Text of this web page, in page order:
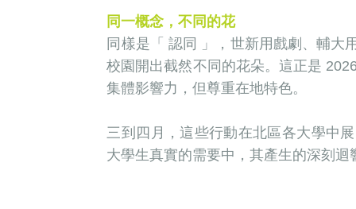
同一概念，不同的花
同樣是「 認同 」，世新用戲劇、輔大
校園開出截然不同的花朵。這正是
集體影響力，但尊重在地特色。
三到四月，這些行動在北區各大學中
大學生真實的需要中，其產生的深刻迴